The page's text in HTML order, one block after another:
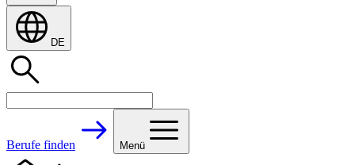
DE
Berufe finden Menü